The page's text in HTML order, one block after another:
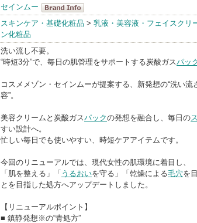
セインムー
セインムー
スキンケア・基礎化粧品 > 乳液・美容液・フェイスクリ
ン化粧品
洗い流し不要。
“時短3分”で、毎日の肌管理をサポートする炭酸ガスパッ
コスメメゾン・セインムーが提案する、新発想の“洗い流
容”。
美容クリームと炭酸ガスパックの発想を融合し、毎日の
すい設計へ。
忙しい毎日でも使いやすい、時短ケアアイテムです。
今回のリニューアルでは、現代女性の肌環境に着目し、
「肌を整える」「 うるおいを守る」「乾燥による毛穴を
とを目指した処方へアップデートしました。
【リニューアルポイント】
■ 鎮静発想※の“青処方”